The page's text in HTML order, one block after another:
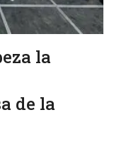
la
de la